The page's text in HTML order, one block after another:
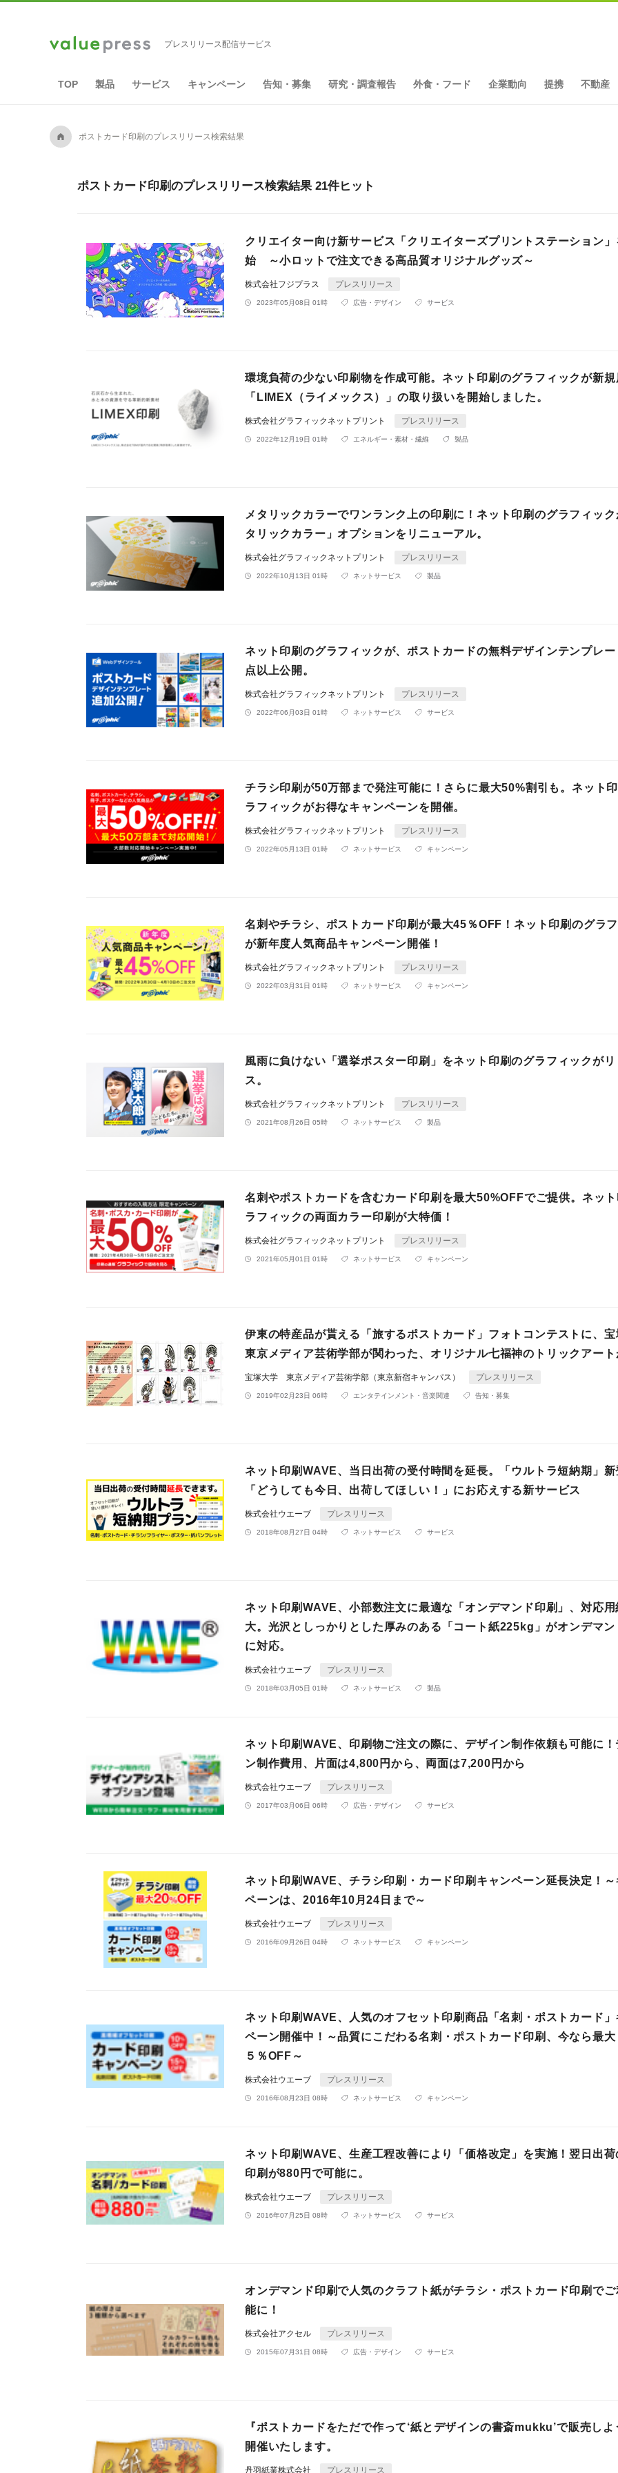
プレスリリース配信サービス
TOP 製品 サービス キャンペーン 告知・募集 研究・調査報告 外食・フード 企業動向 提携 不動産
A ポストカード印刷のプレスリリース検索結果
ポストカード印刷のプレスリリース検索結果 21件ヒット
クリエイター向け新サービス「クリエイターズプリントステーション」
始 ～小ロットで注文できる高品質オリジナルグッズ～
株式会社フジプラス プレスリリース
2023年05月08日 01時 広告・デザイン サービス
環境負荷の少ない印刷物を作成可能。ネット印刷のグラフィックが新規
「LIMEX（ライメックス）」の取り扱いを開始しました。
株式会社グラフィックネットプリント プレスリリース
2022年12月19日 01時 エネルギー・素材・繊維 製品
メタリックカラーでワンランク上の印刷に！ネット印刷のグラフィック
タリックカラー」オプションをリニューアル。
株式会社グラフィックネットプリント プレスリリース
2022年10月13日 01時 ネットサービス 製品
ネット印刷のグラフィックが、ポストカードの無料デザインテンプレ
点以上公開。
株式会社グラフィックネットプリント プレスリリース
2022年06月03日 01時 ネットサービス サービス
チラシ印刷が50万部まで発注可能に！さらに最大50%割引も。ネット
ラフィックがお得なキャンペーンを開催。
株式会社グラフィックネットプリント プレスリリース
2022年05月13日 01時 ネットサービス キャンペーン
名刺やチラシ、ポストカード印刷が最大45％OFF！ネット印刷のグラ
が新年度人気商品キャンペーン開催！
株式会社グラフィックネットプリント プレスリリース
2022年03月31日 01時 ネットサービス キャンペーン
風雨に負けない「選挙ポスター印刷」をネット印刷のグラフィックがリ
ス。
株式会社グラフィックネットプリント プレスリリース
2021年08月26日 05時 ネットサービス 製品
名刺やポストカードを含むカード印刷を最大50%OFFでご提供。ネッ
ラフィックの両面カラー印刷が大特価！
株式会社グラフィックネットプリント プレスリリース
2021年05月01日 01時 ネットサービス キャンペーン
伊東の特産品が貰える「旅するポストカード」フォトコンテストに、宝
東京メディア芸術学部が関わった、オリジナル七福神のトリックアート
宝塚大学 東京メディア芸術学部（東京新宿キャンパス） プレスリリース
2019年02月23日 06時 エンタテインメント・音楽関連 告知・募集
ネット印刷WAVE、当日出荷の受付時間を延長。「ウルトラ短納期」新
「どうしても今日、出荷してほしい！」にお応えする新サービス
株式会社ウエーブ プレスリリース
2018年08月27日 04時 ネットサービス サービス
ネット印刷WAVE、小部数注文に最適な「オンデマンド印刷」、対応用
大。光沢としっかりとした厚みのある「コート紙225kg」がオンデマン
に対応。
株式会社ウエーブ プレスリリース
2018年03月05日 01時 ネットサービス 製品
ネット印刷WAVE、印刷物ご注文の際に、デザイン制作依頼も可能に！
ン制作費用、片面は4,800円から、両面は7,200円から
株式会社ウエーブ プレスリリース
2017年03月06日 06時 広告・デザイン サービス
ネット印刷WAVE、チラシ印刷・カード印刷キャンペーン延長決定！～
ペーンは、2016年10月24日まで～
株式会社ウエーブ プレスリリース
2016年09月26日 04時 ネットサービス キャンペーン
ネット印刷WAVE、人気のオフセット印刷商品「名刺・ポストカード」
ペーン開催中！～品質にこだわる名刺・ポストカード印刷、今なら最大
５％OFF～
株式会社ウエーブ プレスリリース
2016年08月23日 08時 ネットサービス キャンペーン
ネット印刷WAVE、生産工程改善により「価格改定」を実施！翌日出荷
印刷が880円で可能に。
株式会社ウエーブ プレスリリース
2016年07月25日 08時 ネットサービス サービス
オンデマンド印刷で人気のクラフト紙がチラシ・ポストカード印刷でご
能に！
株式会社アクセル プレスリリース
2015年07月31日 08時 広告・デザイン サービス
『ポストカードをただで作って‘紙とデザインの書斎mukku’で販売しよ
開催いたします。
丹羽紙業株式会社 プレスリリース